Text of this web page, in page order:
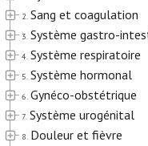
2. Sang et coagulation
3. Système gastro-
4. Système respiratoire
5. Système hormonal
6. Gynéco-obstétrique
7. Système urogénital
8. Douleur et fièvre